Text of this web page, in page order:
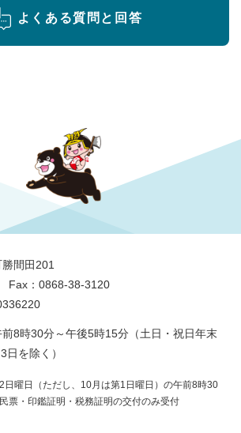
よくある質問と回答
間田201
Fax：0868-38-3120
8時30分～午後5時15分（土日・祝日年末
を除く）
曜日（ただし、10月は第1日曜日）の午前8時30
票・印鑑証明・税務証明の交付のみ受付